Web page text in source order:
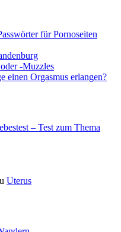
für Pornoseiten
-Muzzles
einen Orgasmus erlangen?
– Test zum Thema
Uterus